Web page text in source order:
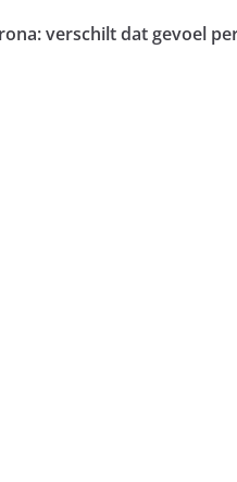
verschilt dat gevoel